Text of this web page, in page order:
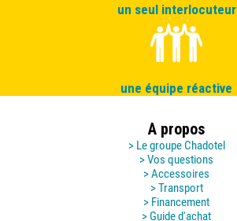
un seul interlocuteur
une équipe réactive
A propos
> Le groupe Chadotel
> Vos questions
> Accessoires
> Transport
> Financement
> Guide d'achat